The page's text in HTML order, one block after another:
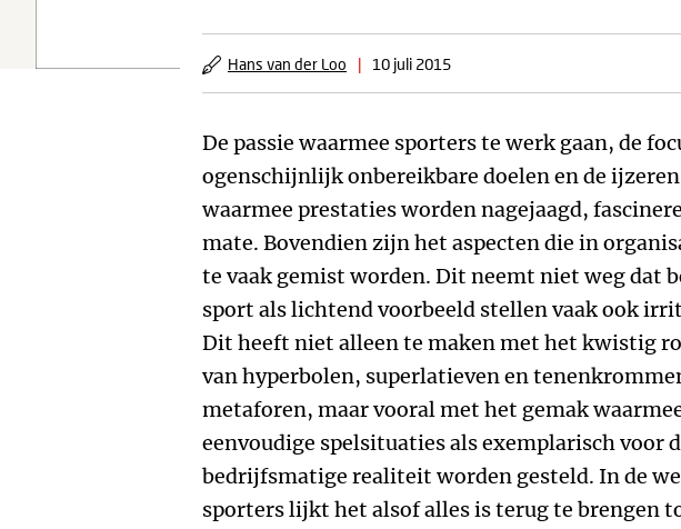
Hans van der Loo | 10 juli 2015
De passie waarmee sporters te werk gaan, de
ogenschijnlijk onbereikbare doelen en de
waarmee prestaties worden nagejaagd,
mate. Bovendien zijn het aspecten die in
te vaak gemist worden. Dit neemt niet weg dat
sport als lichtend voorbeeld stellen vaak ook
Dit heeft niet alleen te maken met het kwistig
van hyperbolen, superlatieven en
metaforen, maar vooral met het gemak
eenvoudige spelsituaties als exemplarisch voor
bedrijfsmatige realiteit worden gesteld. In de
sporters lijkt het alsof alles is terug te brengen